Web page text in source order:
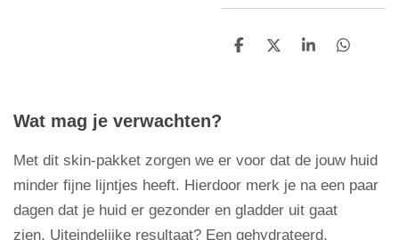
D
D
S
D
Wat mag je verwachten?
Met dit skin-pakket zorgen we er voor dat de jouw huid
minder fijne lijntjes heeft. Hierdoor merk je na een paar
dagen dat je huid er gezonder en gladder uit gaat
zien. Uiteindelijke resultaat? Een gehydrateerd,